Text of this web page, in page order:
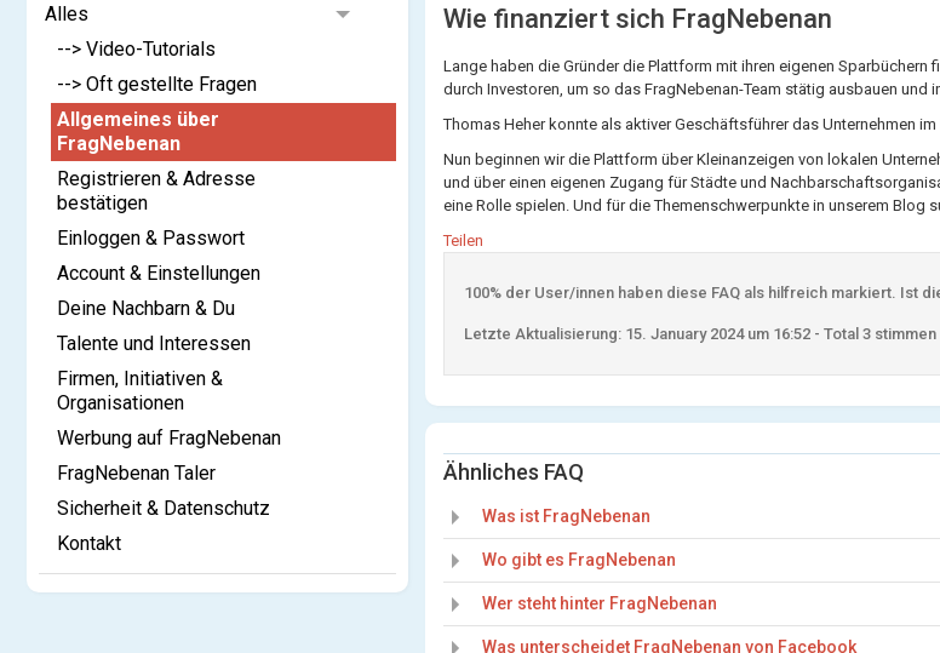
Alles
--> Video-Tutorials
--> Oft gestellte Fragen
Allgemeines über
FragNebenan
Registrieren & Adresse
bestätigen
Einloggen & Passwort
Account & Einstellungen
Deine Nachbarn & Du
Talente und Interessen
Firmen, Initiativen &
Organisationen
Werbung auf FragNebenan
FragNebenan Taler
Sicherheit & Datenschutz
Kontakt
Wie finanziert sich FragNebenan
Lange haben die Gründer die Plattform mit ihren eigenen
durch Investoren, um so das FragNebenan-Team stätig ausbauen und
Thomas Heher konnte als aktiver Geschäftsführer das Unternehmen
Nun beginnen wir die Plattform über Kleinanzeigen von lokalen
und über einen eigenen Zugang für Städte und
eine Rolle spielen. Und für die Themenschwerpunkte in unserem Blog
Teilen
100% der User/innen haben diese FAQ als hilfreich markiert. Ist
Letzte Aktualisierung: 15. January 2024 um 16:52 - Total 3 stimmen
Ähnliches FAQ
Was ist FragNebenan
Wo gibt es FragNebenan
Wer steht hinter FragNebenan
Was unterscheidet FragNebenan von Facebook